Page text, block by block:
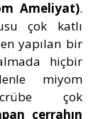
Ameliyat).
çok katlı
yapılan bir
hiçbir
miyom
çok
cerrahın